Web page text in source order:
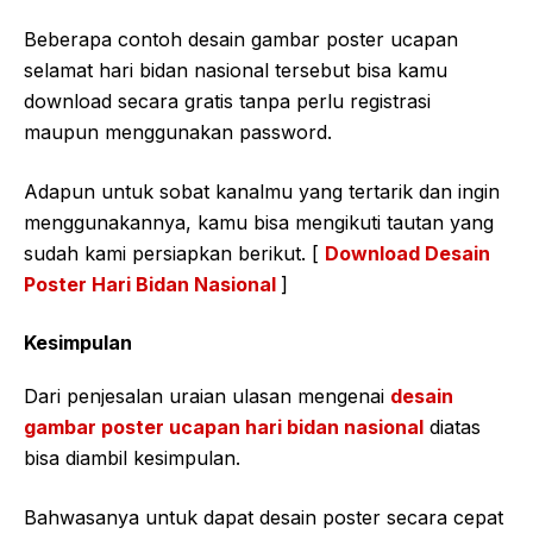
Beberapa contoh desain gambar poster ucapan
selamat hari bidan nasional tersebut bisa kamu
download secara gratis tanpa perlu registrasi
maupun menggunakan password.
Adapun untuk sobat kanalmu yang tertarik dan ingin
menggunakannya, kamu bisa mengikuti tautan yang
sudah kami persiapkan berikut. [ Download Desain
Poster Hari Bidan Nasional ]
Kesimpulan
Dari penjesalan uraian ulasan mengenai desain
gambar poster ucapan hari bidan nasional diatas
bisa diambil kesimpulan.
Bahwasanya untuk dapat desain poster secara cepat